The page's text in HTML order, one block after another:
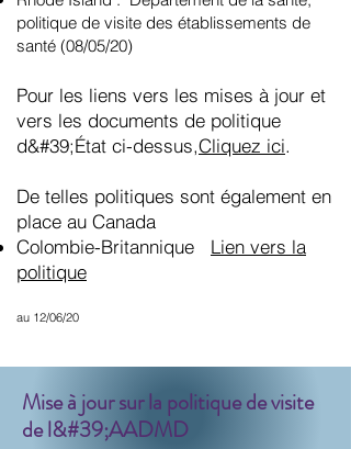
politique de visite des établissements de
santé (08/05/20)
Pour les liens vers les mises à jour et
vers les documents de politique
d&#39;État ci-dessus,Cliquez ici.
De telles politiques sont également en
place au Canada
Colombie-Britannique Lien vers la
politique
au 12/06/20
Mise à jour sur la politique de visite
de l&#39;AADMD